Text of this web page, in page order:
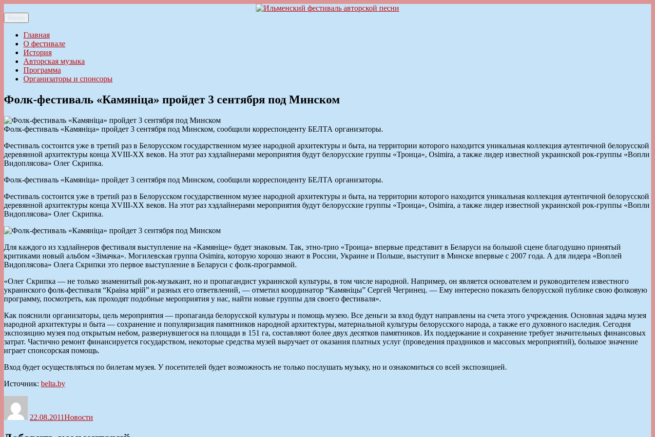
к
содержимому
Ильменский фестиваль авторской песни
Меню
Главная
О фестивале
История
Авторская музыка
Программа
Организаторы и спонсоры
Фолк-фестиваль «Камянiца» пройдет 3 сентября под Минском
Фолк-фестиваль «Камянiца» пройдет 3 сентября под Минском, сообщили корреспонденту БЕЛТА организаторы.
Фестиваль состоится уже в третий раз в Белорусском государственном музее народной архитектуры и быта, на территории которого находится уникальная коллекция аутентичной белорусской
деревянной архитектуры конца XVIII-XX веков. На этот раз хэдлайнерами мероприятия будут белорусские группы «Троица», Osimira, а также лидер известной украинской рок-группы «Вопли
Видоплясова» Олег Скрипка.
Фолк-фестиваль «Камянiца» пройдет 3 сентября под Минском, сообщили корреспонденту БЕЛТА организаторы.
Фестиваль состоится уже в третий раз в Белорусском государственном музее народной архитектуры и быта, на территории которого находится уникальная коллекция аутентичной белорусской
деревянной архитектуры конца XVIII-XX веков. На этот раз хэдлайнерами мероприятия будут белорусские группы «Троица», Osimira, а также лидер известной украинской рок-группы «Вопли
Видоплясова» Олег Скрипка.
Для каждого из хэдлайнеров фестиваля выступление на «Камяніце» будет знаковым. Так, этно-трио «Троица» впервые представит в Беларуси на большой сцене благодушно принятый
критиками новый альбом «Зімачка». Могилевская группа Osimira, которую хорошо знают в России, Украине и Польше, выступит в Минске впервые с 2007 года. А для лидера «Воплей
Видоплясова» Олега Скрипки это первое выступление в Беларуси с фолк-программой.
«Олег Скрипка — не только знаменитый рок-музыкант, но и пропагандист украинской культуры, в том числе народной. Например, он является основателем и руководителем известного
украинского фолк-фестиваля “Краіна мрій” и разных его ответвлений, — отметил координатор “Камяніцы” Сергей Чегринец. — Ему интересно показать белорусской публике свою фолковую
программу, посмотреть, как проходят подобные мероприятия у нас, найти новые группы для своего фестиваля».
Как пояснили организаторы, цель мероприятия — пропаганда белорусской культуры и помощь музею. Все деньги за вход будут направлены на счета этого учреждения. Основная задача музея
народной архитектуры и быта — сохранение и популяризация памятников народной архитектуры, материальной культуры белорусского народа, а также его духовного наследия. Сегодня
экспозицию музея под открытым небом, развернувшегося на площади в 151 га, составляют более двух десятков памятников. Их поддержание и сохранение требует значительных финансовых
затрат. Частично ремонт финансируется государством, некоторые средства музей выручает от оказания платных услуг (проведения праздников и массовых мероприятий), большое значение
играет спонсорская помощь.
Вход будет осуществляться по билетам музея. У посетителей будет возможность не только послушать музыку, но и ознакомиться со всей экспозицией.
Источник: belta.by
22.08.2011Новости